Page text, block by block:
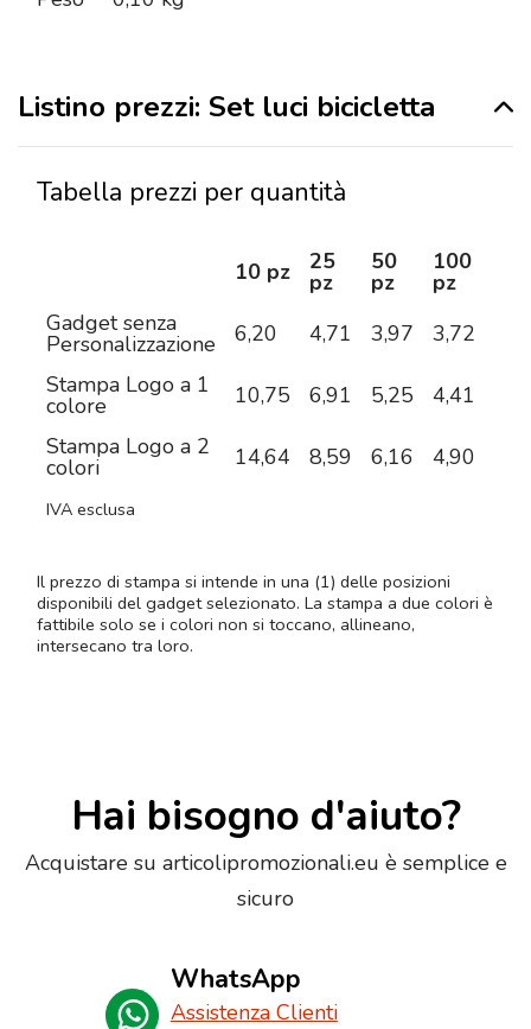
Listino prezzi: Set luci bicicletta
Tabella prezzi per quantità
10 pz 25
pz
50
pz
100
pz
Gadget senza
Personalizzazione 6,20 4,71 3,97 3,72
Stampa Logo a 1
colore 10,75 6,91 5,25 4,41
Stampa Logo a 2
colori 14,64 8,59 6,16 4,90
IVA esclusa
Il prezzo di stampa si intende in una (1) delle posizioni
disponibili del gadget selezionato. La stampa a due colori è
fattibile solo se i colori non si toccano, allineano,
intersecano tra loro.
Hai bisogno d'aiuto?
Acquistare su articolipromozionali.eu è semplice e
sicuro
WhatsApp
Assistenza Clienti